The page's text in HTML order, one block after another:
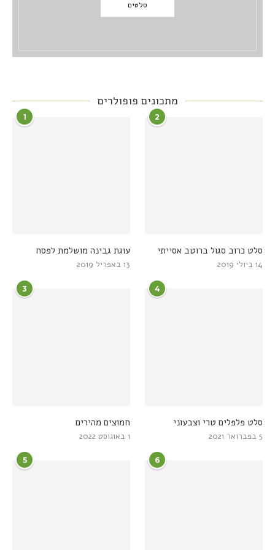
סלטים
מתכונים פופולרים
1
עוגת גבינה מושלמת לפסח
13 באפריל 2019
2
סלט כרוב סגול ברוטב אסייתי
14 ביולי 2019
3
חמוצים מהירים
1 באוגוסט 2022
4
סלט פלפלים טרי וצבעוני
5 בפברואר 2021
5 6